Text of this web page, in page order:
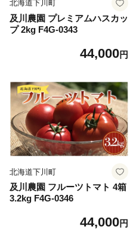
北海道下川町
及川農園 プレミアムハスカッ
プ 2kg F4G-0343
44,000円
北海道下川町
及川農園 フルーツトマト 4箱
3.2kg F4G-0346
44,000円